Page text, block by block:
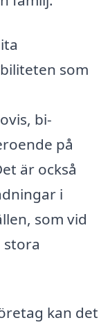
som
bi-
på
är också
i
som vid
stora
kan det